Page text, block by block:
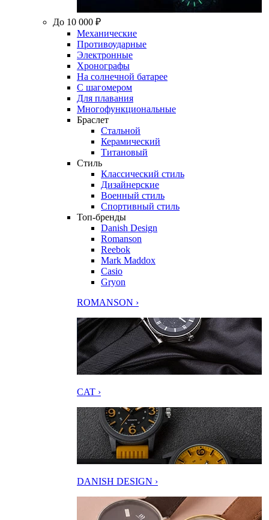
До 10 000 ₽
Механические
Противоударные
Электронные
Хронографы
На солнечной батарее
С шагомером
Для плавания
Многофункциональные
Браслет
Стальной
Керамический
Титановый
Стиль
Классический стиль
Дизайнерские
Военный стиль
Спортивный стиль
Топ-бренды
Danish Design
Romanson
Reebok
Mark Maddox
Casio
Gryon
ROMANSON ›
CAT ›
DANISH DESIGN ›